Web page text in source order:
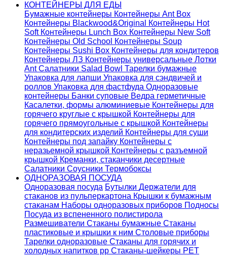
КОНТЕЙНЕРЫ ДЛЯ ЕДЫ
Бумажные контейнеры Контейнеры Ant Box
Контейнеры Blackwood&Original
Контейнеры Hot
Soft Контейнеры Lunch Box Контейнеры New Soft
Контейнеры Old School Контейнеры Soup
Контейнеры Sushi Box Контейнеры для кондитеров
Контейнеры ЛЗ Контейнеры универсальные Лотки
AntСалатники Salad Bowl Тарелки бумажные
Упаковка для лапши Упаковка для сэндвичей и
роллов Упаковка для фастфуда Одноразовые
контейнеры Банки суповые Ведра герметичные
Касалетки, формы алюминиевые Контейнеры для
горячего круглые с крышкой Контейнеры для
горячего прямоугольные с крышкой Контейнеры
для кондитерских изделий Контейнеры для суши
Контейнеры под запайку Контейнеры с
неразьемной крышкой Контейнеры с разъемной
крышкой Креманки, стаканчики десертные
Салатники Соусники Термобоксы
ОДНОРАЗОВАЯ ПОСУДА
Одноразовая посуда Бутылки Держатели для
стаканов из пульперкартона Крышки к бумажным
стаканам Наборы одноразовых приборов Подносы
Посуда из вспененного полистирола
Размешиватели Стаканы бумажные Стаканы
пластиковые и крышки к ним Столовые приборы
Тарелки одноразовые Стаканы для горячих и
холодных напитков pp Стаканы-шейкеры PET